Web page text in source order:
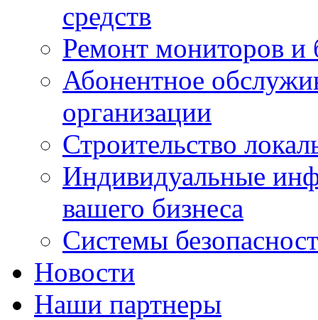
средств
Ремонт мониторов и
Абонентное
организации
Строительство
Индивидуальные
вашего бизнеса
Системы
Новости
Наши партнеры